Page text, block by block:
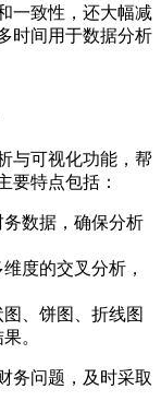
一致性，还大幅减
时间用于数据分析
与可视化功能，帮
要特点包括：
务数据，确保分析
度的交叉分析，
图、饼图、折线图
。
务问题，及时采取